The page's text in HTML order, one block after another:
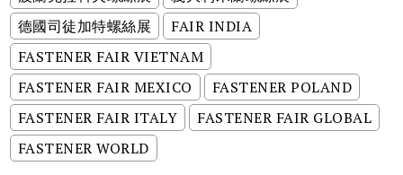
德國司徒加特螺絲展
FAIR INDIA
FASTENER FAIR VIETNAM
FASTENER FAIR MEXICO
FASTENER POLAND
FASTENER FAIR ITALY
FASTENER FAIR GLOBAL
FASTENER WORLD